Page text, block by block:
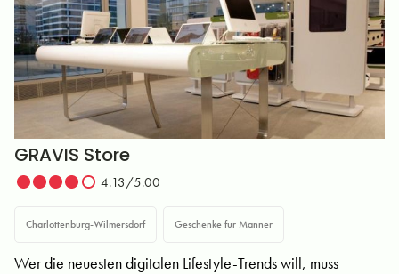
GRAVIS Store
4.13/5.00
Charlottenburg-Wilmersdorf Geschenke für Männer
Wer die neuesten digitalen Lifestyle-Trends will, muss